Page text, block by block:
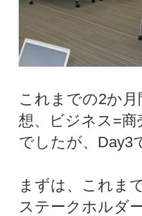
これまでの2か
想、ビジネス=
でしたが、Day3
まずは、これま
ステークホルダ